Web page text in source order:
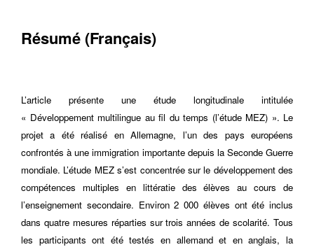
Résumé (Français)
L’article présente une étude longitudinale intitulée
« Développement multilingue au fil du temps (l’étude MEZ) ». Le
projet a été réalisé en Allemagne, l’un des pays européens
confrontés à une immigration importante depuis la Seconde Guerre
mondiale. L’étude MEZ s’est concentrée sur le développement des
compétences multiples en littératie des élèves au cours de
l’enseignement secondaire. Environ 2 000 élèves ont été inclus
dans quatre mesures réparties sur trois années de scolarité. Tous
les participants ont été testés en allemand et en anglais, la